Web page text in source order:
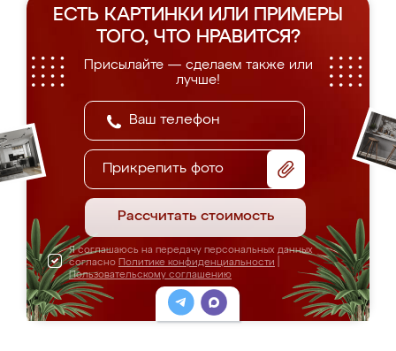
ЕСТЬ КАРТИНКИ ИЛИ ПРИМЕРЫ
ТОГО, ЧТО НРАВИТСЯ?
Присылайте — сделаем также или
лучше!
Прикрепить фото
Рассчитать стоимость
Я соглашаюсь на передачу персональных данных
согласно Политике конфиденциальности
Пользовательскому соглашению